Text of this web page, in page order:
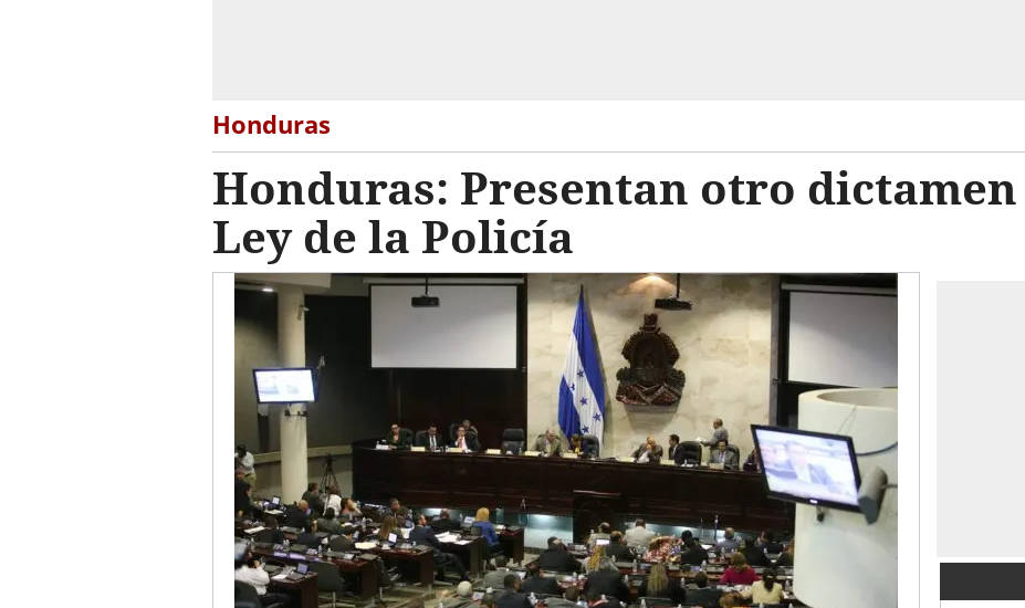
Honduras
Honduras: Presentan otro
Ley de la Policía